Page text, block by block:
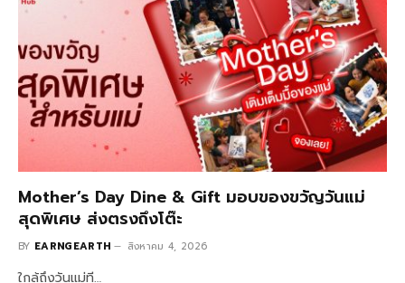
Mother’s Day Dine & Gift มอบของขวัญวันแม่
สุดพิเศษ ส่งตรงถึงโต๊ะ
BY EARNGEARTH สิงหาคม 4, 2026
ใกล้ถึงวันแม่ที…